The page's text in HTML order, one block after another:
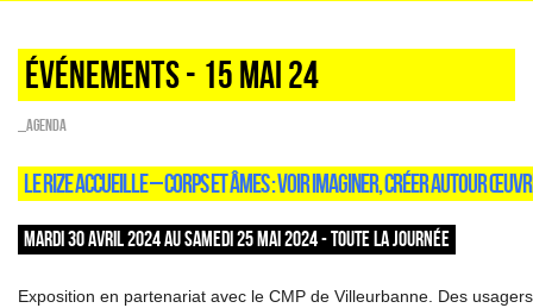
Événements - 15 Mai 24
_Agenda
LE RIZE ACCUEILLE – CORPS ET ÂMES : VOIR IMAGINER, CRÉER AUTOUR
MARDI 30 AVRIL 2024 AU SAMEDI 25 MAI 2024 - TOUTE LA JOURNÉE
Exposition en partenariat avec le CMP de Villeurbanne. Des